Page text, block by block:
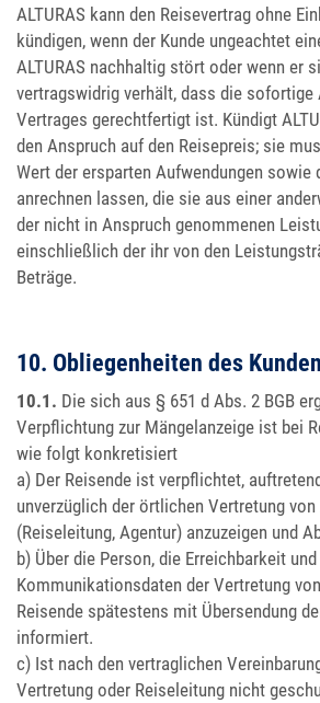
ALTURAS kann den Reisevertrag ohne
kündigen, wenn der Kunde ungeachtet
ALTURAS nachhaltig stört oder wenn er
vertragswidrig verhält, dass die sofortige
Vertrages gerechtfertigt ist. Kündigt
den Anspruch auf den Reisepreis; sie
Wert der ersparten Aufwendungen sowie
anrechnen lassen, die sie aus einer
der nicht in Anspruch genommenen
einschließlich der ihr von den
Beträge.
10. Obliegenheiten des Kunden
10.1. Die sich aus § 651 d Abs. 2 BGB
Verpflichtung zur Mängelanzeige ist bei
wie folgt konkretisiert
a) Der Reisende ist verpflichtet,
unverzüglich der örtlichen Vertretung von
(Reiseleitung, Agentur) anzuzeigen und
b) Über die Person, die Erreichbarkeit
Kommunikationsdaten der Vertretung
Reisende spätestens mit Übersendung
informiert.
c) Ist nach den vertraglichen
Vertretung oder Reiseleitung nicht